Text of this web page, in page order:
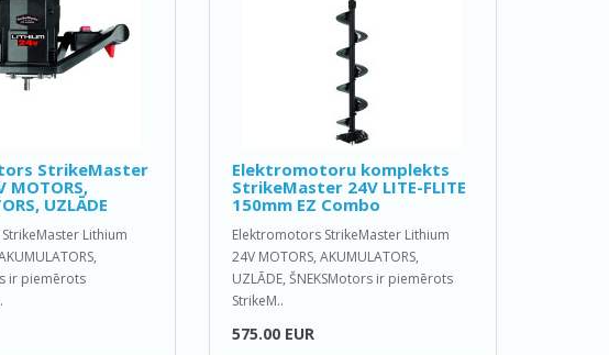
StrikeMaster
MOTORS,
UZLĀDE
Lithium
ir piemērots
Elektromotoru komplekts
StrikeMaster 24V LITE-FLITE
150mm EZ Combo
Elektromotors StrikeMaster Lithium
24V MOTORS, AKUMULATORS,
UZLĀDE, ŠNEKSMotors ir piemērots
StrikeM..
575.00 EUR